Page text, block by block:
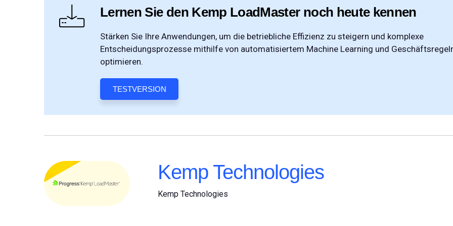
Lernen Sie den Kemp LoadMaster noch heute kennen
Stärken Sie Ihre Anwendungen, um die betriebliche Effizienz zu steigern und komplexe
Entscheidungsprozesse mithilfe von automatisiertem Machine Learning und
optimieren.
TESTVERSION
Kemp Technologies
Kemp Technologies